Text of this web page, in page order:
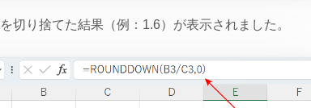
切り捨てた結果（例：1.6）が表示されました。